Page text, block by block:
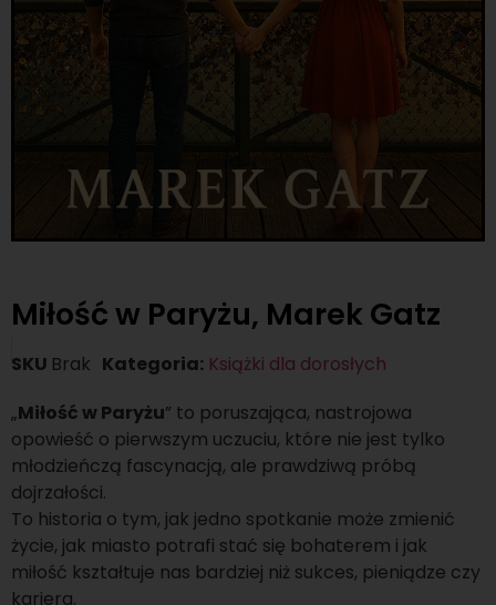
Miłość w Paryżu, Marek Gatz
SKU Brak Kategoria: Książki dla dorosłych
„Miłość w Paryżu” to poruszająca, nastrojowa
opowieść o pierwszym uczuciu, które nie jest tylko
młodzieńczą fascynacją, ale prawdziwą próbą
dojrzałości.
To historia o tym, jak jedno spotkanie może zmienić
życie, jak miasto potrafi stać się bohaterem i jak
miłość kształtuje nas bardziej niż sukces, pieniądze czy
kariera.